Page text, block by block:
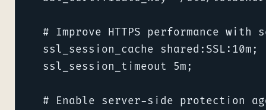
# Improve HTTPS performance with
  ssl_session_cache shared:SSL:10m;
  ssl_session_timeout 5m;
# Enable server-side protection